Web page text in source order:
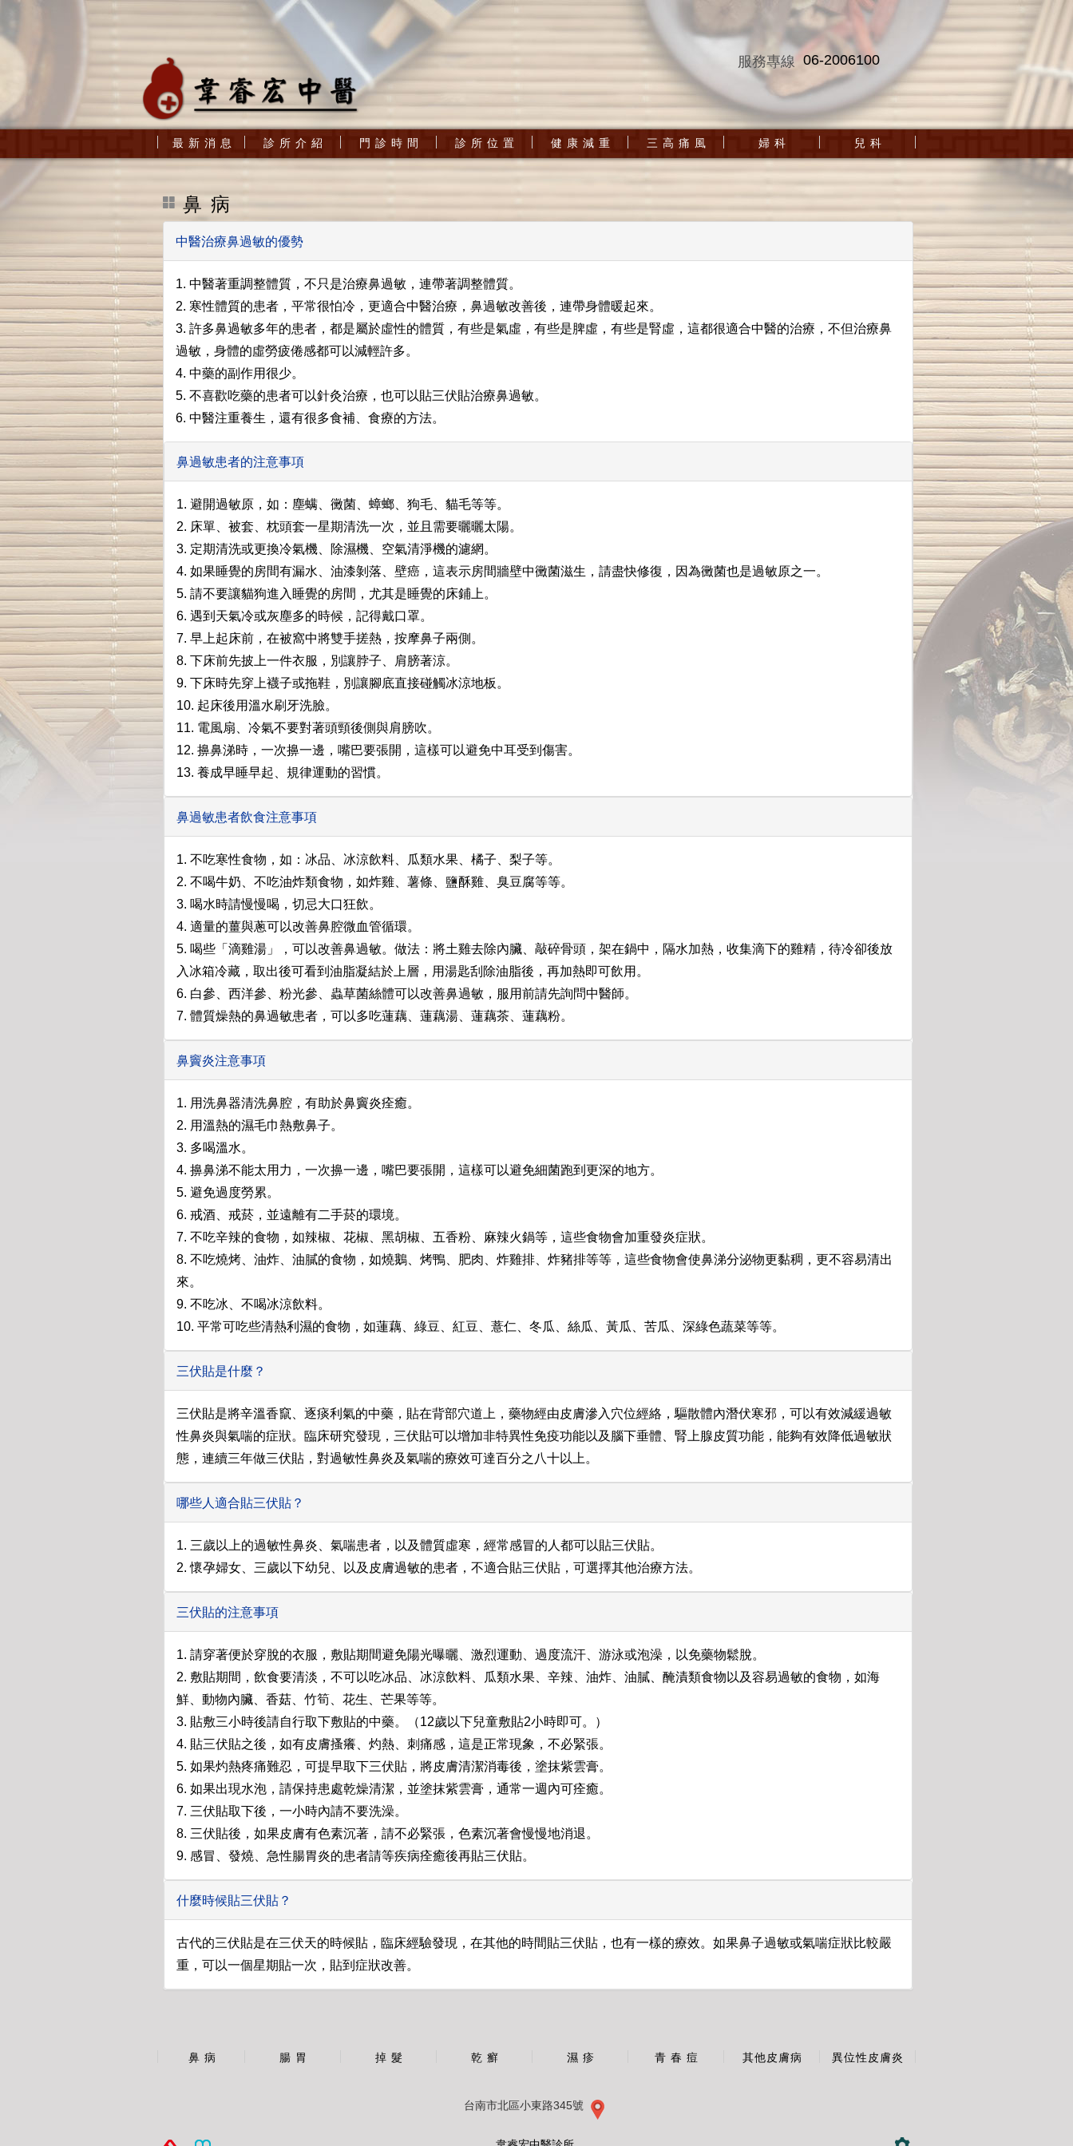
服務專線 06-2006100
最 新 消 息 診 所 介 紹 門 診 時 間 診 所 位 置 健 康 減 重 三 高 痛 風 婦 科 兒 科
鼻 病
中醫治療鼻過敏的優勢
1. 中醫著重調整體質，不只是治療鼻過敏，連帶著調整體質。
2. 寒性體質的患者，平常很怕冷，更適合中醫治療，鼻過敏改善後，連帶身體暖起來。
3. 許多鼻過敏多年的患者，都是屬於虛性的體質，有些是氣虛，有些是脾虛，有些是腎虛，這都很適合中醫的治療，不但治療鼻
過敏，身體的虛勞疲倦感都可以減輕許多。
4. 中藥的副作用很少。
5. 不喜歡吃藥的患者可以針灸治療，也可以貼三伏貼治療鼻過敏。
6. 中醫注重養生，還有很多食補、食療的方法。
鼻過敏患者的注意事項
1. 避開過敏原，如：塵螨、黴菌、蟑螂、狗毛、貓毛等等。
2. 床單、被套、枕頭套一星期清洗一次，並且需要曬曬太陽。
3. 定期清洗或更換冷氣機、除濕機、空氣清淨機的濾網。
4. 如果睡覺的房間有漏水、油漆剝落、壁癌，這表示房間牆壁中黴菌滋生，請盡快修復，因為黴菌也是過敏原之一。
5. 請不要讓貓狗進入睡覺的房間，尤其是睡覺的床鋪上。
6. 遇到天氣冷或灰塵多的時候，記得戴口罩。
7. 早上起床前，在被窩中將雙手搓熱，按摩鼻子兩側。
8. 下床前先披上一件衣服，別讓脖子、肩膀著涼。
9. 下床時先穿上襪子或拖鞋，別讓腳底直接碰觸冰涼地板。
10. 起床後用溫水刷牙洗臉。
11. 電風扇、冷氣不要對著頭頸後側與肩膀吹。
12. 擤鼻涕時，一次擤一邊，嘴巴要張開，這樣可以避免中耳受到傷害。
13. 養成早睡早起、規律運動的習慣。
鼻過敏患者飲食注意事項
1. 不吃寒性食物，如：冰品、冰涼飲料、瓜類水果、橘子、梨子等。
2. 不喝牛奶、不吃油炸類食物，如炸雞、薯條、鹽酥雞、臭豆腐等等。
3. 喝水時請慢慢喝，切忌大口狂飲。
4. 適量的薑與蔥可以改善鼻腔微血管循環。
5. 喝些「滴雞湯」，可以改善鼻過敏。做法：將土雞去除內臟、敲碎骨頭，架在鍋中，隔水加熱，收集滴下的雞精，待冷卻後放
入冰箱冷藏，取出後可看到油脂凝結於上層，用湯匙刮除油脂後，再加熱即可飲用。
6. 白參、西洋參、粉光參、蟲草菌絲體可以改善鼻過敏，服用前請先詢問中醫師。
7. 體質燥熱的鼻過敏患者，可以多吃蓮藕、蓮藕湯、蓮藕茶、蓮藕粉。
鼻竇炎注意事項
1. 用洗鼻器清洗鼻腔，有助於鼻竇炎痊癒。
2. 用溫熱的濕毛巾熱敷鼻子。
3. 多喝溫水。
4. 擤鼻涕不能太用力，一次擤一邊，嘴巴要張開，這樣可以避免細菌跑到更深的地方。
5. 避免過度勞累。
6. 戒酒、戒菸，並遠離有二手菸的環境。
7. 不吃辛辣的食物，如辣椒、花椒、黑胡椒、五香粉、麻辣火鍋等，這些食物會加重發炎症狀。
8. 不吃燒烤、油炸、油膩的食物，如燒鵝、烤鴨、肥肉、炸雞排、炸豬排等等，這些食物會使鼻涕分泌物更黏稠，更不容易清出
來。
9. 不吃冰、不喝冰涼飲料。
10. 平常可吃些清熱利濕的食物，如蓮藕、綠豆、紅豆、薏仁、冬瓜、絲瓜、黃瓜、苦瓜、深綠色蔬菜等等。
三伏貼是什麼？
三伏貼是將辛溫香竄、逐痰利氣的中藥，貼在背部穴道上，藥物經由皮膚滲入穴位經絡，驅散體內潛伏寒邪，可以有效減緩過敏
性鼻炎與氣喘的症狀。臨床研究發現，三伏貼可以增加非特異性免疫功能以及腦下垂體、腎上腺皮質功能，能夠有效降低過敏狀
態，連續三年做三伏貼，對過敏性鼻炎及氣喘的療效可達百分之八十以上。
哪些人適合貼三伏貼？
1. 三歲以上的過敏性鼻炎、氣喘患者，以及體質虛寒，經常感冒的人都可以貼三伏貼。
2. 懷孕婦女、三歲以下幼兒、以及皮膚過敏的患者，不適合貼三伏貼，可選擇其他治療方法。
三伏貼的注意事項
1. 請穿著便於穿脫的衣服，敷貼期間避免陽光曝曬、激烈運動、過度流汗、游泳或泡澡，以免藥物鬆脫。
2. 敷貼期間，飲食要清淡，不可以吃冰品、冰涼飲料、瓜類水果、辛辣、油炸、油膩、醃漬類食物以及容易過敏的食物，如海
鮮、動物內臟、香菇、竹筍、花生、芒果等等。
3. 貼敷三小時後請自行取下敷貼的中藥。（12歲以下兒童敷貼2小時即可。）
4. 貼三伏貼之後，如有皮膚搔癢、灼熱、刺痛感，這是正常現象，不必緊張。
5. 如果灼熱疼痛難忍，可提早取下三伏貼，將皮膚清潔消毒後，塗抹紫雲膏。
6. 如果出現水泡，請保持患處乾燥清潔，並塗抹紫雲膏，通常一週內可痊癒。
7. 三伏貼取下後，一小時內請不要洗澡。
8. 三伏貼後，如果皮膚有色素沉著，請不必緊張，色素沉著會慢慢地消退。
9. 感冒、發燒、急性腸胃炎的患者請等疾病痊癒後再貼三伏貼。
什麼時候貼三伏貼？
古代的三伏貼是在三伏天的時候貼，臨床經驗發現，在其他的時間貼三伏貼，也有一樣的療效。如果鼻子過敏或氣喘症狀比較嚴
重，可以一個星期貼一次，貼到症狀改善。
鼻 病 腸 胃 掉 髮 乾 癬 濕 疹 青 春 痘 其他皮膚病 異位性皮膚炎
台南市北區小東路345號